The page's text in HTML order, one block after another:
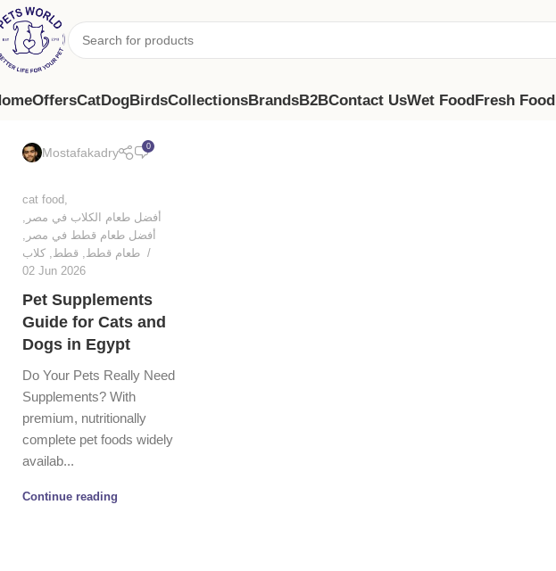
OffersCatDogBirdsCollectionsBrandsB2BContact UsWet FoodFresh Food
Mostafakadry 0
cat food,
أفضل طعام الكلاب في مصر ,
أفضل طعام قطط في مصر ,
طعام قطط, قطط, كلاب
02 Jun 2026
Pet Supplements
Guide for Cats and
Dogs in Egypt
Do Your Pets Really Need
Supplements? With
premium, nutritionally
complete pet foods widely
availab...
Continue reading